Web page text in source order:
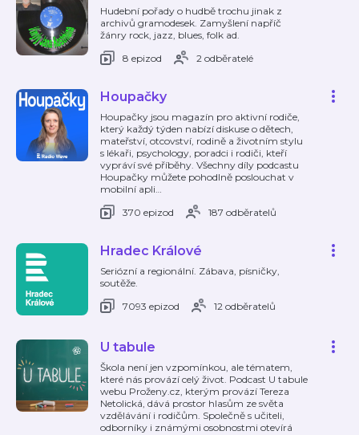
Hudební pořady o hudbě trochu jinak z
archivů gramodesek. Zamyšlení napříč
žánry rock, jazz, blues, folk ad.
8 epizod
2 odběratelé
Houpačky
Houpačky jsou magazín pro aktivní rodiče,
který každý týden nabízí diskuse o dětech,
mateřství, otcovství, rodině a životním stylu
s lékaři, psychology, poradci i rodiči, kteří
vypráví své příběhy. Všechny díly podcastu
Houpačky můžete pohodlně poslouchat v
mobilní apli…
370 epizod
187 odběratelů
Hradec Králové
Seriózní a regionální. Zábava, písničky,
soutěže.
7093 epizod
12 odběratelů
U tabule
Škola není jen vzpomínkou, ale tématem,
které nás provází celý život. Podcast U tabule
webu Proženy.cz, kterým provází Tereza
Netolická, dává prostor hlasům ze světa
vzdělávání i rodičům. Společně s učiteli,
odborníky i známými osobnostmi otevírá